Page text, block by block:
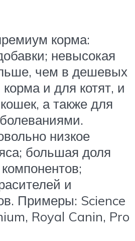
корма:
невысокая
чем в дешевых
корма и для котят, и
а также для
низкое
большая доля
и
Примеры: Science
Royal Canin, Pro